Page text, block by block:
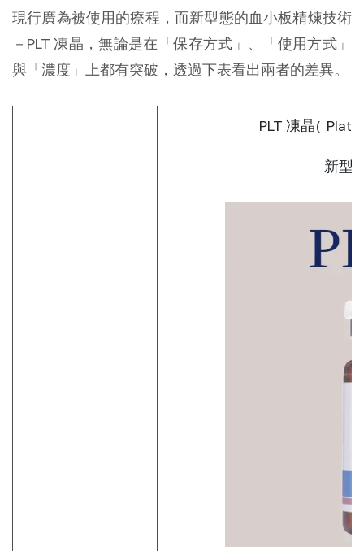
現行廣為被使用的療程，而新型態的血小板精煉技術
－PLT 凍晶，無論是在「保存方式」、「使用方式」
與「濃度」上都有突破，透過下表看出兩者的差異。
PLT 凍晶(
新型